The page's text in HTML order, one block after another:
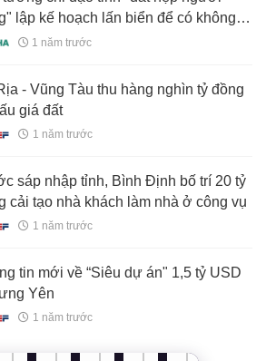
lập kế hoạch lấn biển để có không
phát triển
1 năm trước
- Vũng Tàu thu hàng nghìn tỷ đồng
giá đất
1 năm trước
sáp nhập tỉnh, Bình Định bố trí 20 tỷ
cải tạo nhà khách làm nhà ở công vụ
1 năm trước
tin mới về “Siêu dự án" 1,5 tỷ USD
Yên
1 năm trước